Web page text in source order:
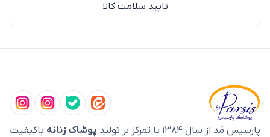
تایید سلامت کالا
پارسیس مُد از سال ۱۳۸۴ با تمرکز بر تولید پوشاک زنانه باکیفیت